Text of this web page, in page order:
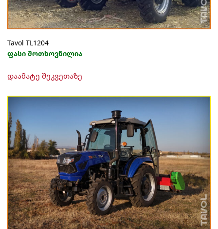
Tavol TL1204
ფასი მოთხოვნილია
დაამატე შეკვეთაზე